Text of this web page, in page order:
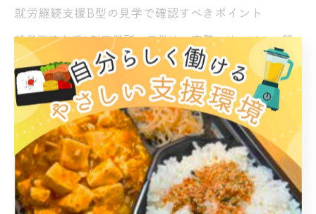
就労継続支援B型の見学で確認すべきポイント
就労継続支援B型事業所の見学は、実際のサービスの質
や雰囲気を直接感じ取る絶好の機会です。見学時には、
作業内容や利用者の様子、スタッフの対応などを細かく
観察しましょう。
特に確認したいポイントは、スタッフの声かけやサポー
トの丁寧さ、利用者同士の雰囲気、休憩スペースの快適
さ、体調不良時の対応方法、そして作業内容の選択肢の
豊富さです。大阪市平野区喜連西エリアには、パソコン